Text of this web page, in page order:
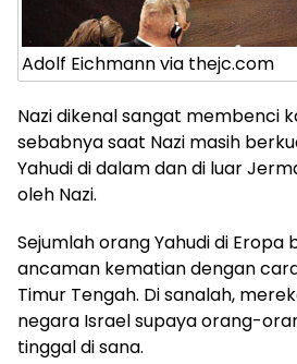
Adolf Eichmann via thejc.com
Nazi dikenal sangat membenci
sebabnya saat Nazi masih
Yahudi di dalam dan di luar
oleh Nazi.
Sejumlah orang Yahudi di Eropa
ancaman kematian dengan
Timur Tengah. Di sanalah,
negara Israel supaya orang-
tinggal di sana.